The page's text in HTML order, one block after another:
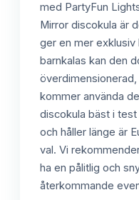
med PartyFun
Mirror discokula är
ger en mer exklusiv
barnkalas kan den
kommer använda
discokula bäst i
och håller länge är
val. Vi
ha en pålitlig och
återkommande